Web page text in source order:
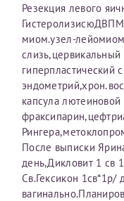
Резекция левого
ГистеролизисюДВПМ
миом.узел-
гиперпластический
капсула
После выписки
день,Дикловит 1 св
Св.Гексикон 1св*1р/
Принимаю
персональных
Отчество*
Дата рождения*
Для предоставления